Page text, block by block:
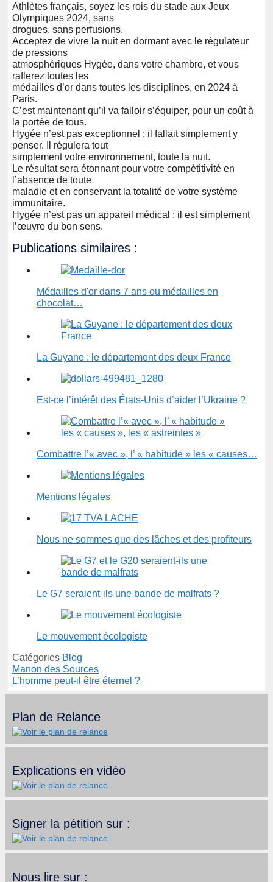
Athlètes français, soyez les rois du stade aux Jeux
Olympiques 2024, sans
drogues, sans perfusions.
Acceptez de vivre la nuit en dormant avec le régulateur
de pressions
atmosphériques Hygée, dans votre chambre, et vous
raflerez toutes les
médailles d’or dans toutes les disciplines, en 2024 à
Paris.
C’est maintenant qu’il va falloir s’équiper, pour un coût à
la portée de tous.
Hygée n’est pas exceptionnel ; il fallait simplement y
penser. Il régulera tout
simplement votre environnement, toute la nuit.
Le résultat sera étonnant pour votre compétitivité en
l’absence de toute
maladie et en conservant la totalité de votre système
immunitaire.
Hygée n’est pas un appareil médical ; il est simplement
l’œuvre du bon sens.
Publications similaires :
Médailles d'or dans 7 ans ou médailles en
chocolat…
La Guyane : le département des deux France
Est-ce l’intérêt des États-Unis d’aider l’Ukraine ?
Combattre l’« avec », l’ « habitude » les « causes…
Mentions légales
Nous ne sommes que des lâches et des profiteurs
Le G7 seraient-ils une bande de malfrats ?
Le mouvement écologiste
Catégories Blog
Manon des Sources
L’homme peut-il être éternel ?
Plan de Relance
Explications en vidéo
Signer la pétition sur :
Nous lire sur :